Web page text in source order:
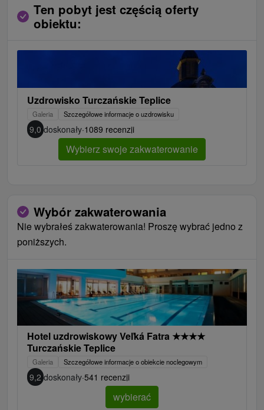
Ten pobyt jest częścią oferty
obiektu:
Uzdrowisko Turczańskie Teplice
Galeria Szczegółowe informacje o uzdrowisku
9,0 doskonały·1089 recenzji
Wybierz swoje zakwaterowanie
Wybór zakwaterowania
Nie wybrałeś zakwaterowania! Proszę wybrać jedno z
poniższych.
Hotel uzdrowiskowy Veľká Fatra ★★★★
Turczańskie Teplice
Galeria Szczegółowe informacje o obiekcie noclegowym
9,2 doskonały·541 recenzji
wybierać